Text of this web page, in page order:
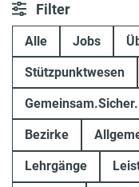
Filter
Alle Jobs
Stützpunktwesen
Bezirke
Lehrgänge